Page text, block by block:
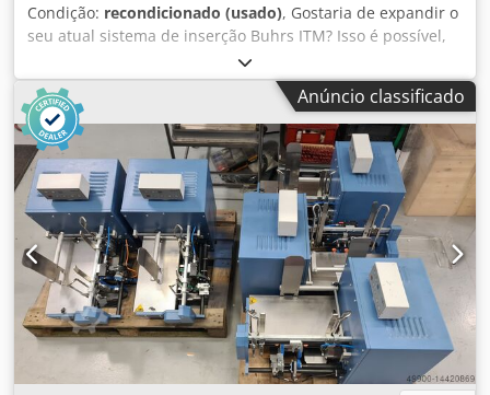
Condição: recondicionado (usado), Gostaria de expandir o
seu atual sistema de inserção Buhrs ITM? Isso é possível,
nós temos todos os módulos! Temos todos os módulos
originais possíveis disponíveis aqui que podem ser
instalados no início, numa base de máquina ou no final de
um sistema de inserção Buhrs ITM (W+D). Dodpfx Agot Akt
Dodewa Bem como: - Canais de folha solta da Mueller
Apparatebau para alimentação/leitura/coleção/descarga
de documentos A4 (canal transacional) - Máquinas de
corte da Mueller Apparatebau para processamento
contínuo de papel por folha cortada para
alimentação/leitura/coleção/descarga de documentos A4
(canal transacional) - Módulos transportadores de inversão
Buhrs ITM - Módulos de mesa de alinhamento Buhrs ITM -
Módulos de mesa de correio Buhrs ITM - Alimentador
Buhrs ITM - rotativo - alimentador de fricção e de
empurrar Expanda e obtenha mais possibilidades de
Anúncio classificado